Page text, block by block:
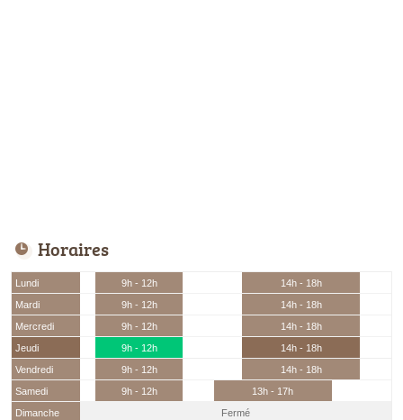
Horaires
Lundi 9h - 12h
14h - 18h
Mardi
9h - 12h
14h - 18h
Mercredi
9h - 12h
14h - 18h
Jeudi
9h - 12h
14h - 18h
Vendredi
9h - 12h
14h - 18h
Samedi
9h - 12h
13h - 17h
Dimanche
Fermé